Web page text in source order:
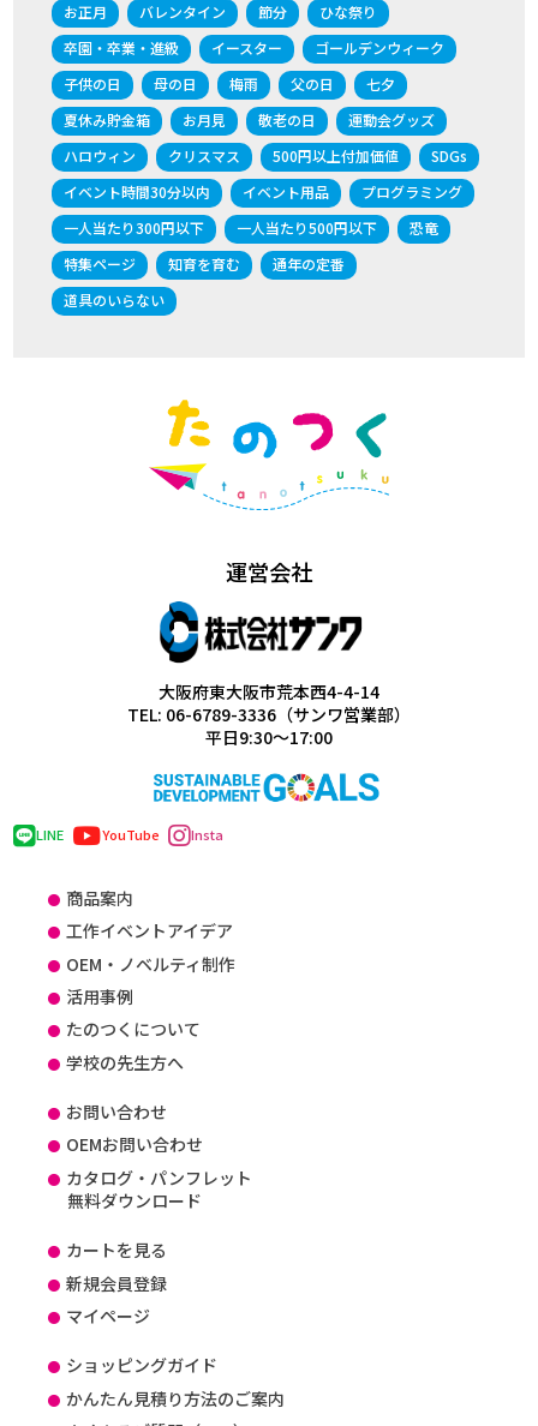
お正月
バレンタイン 節分
ひな祭り
卒園・卒業・進級
イースター
ゴールデンウィーク
子供の日
母の日 梅雨 父の日
七夕
夏休み貯金箱
お月見 敬老の日
運動会グッズ
ハロウィン
クリスマス 500円以上付加価値
SDGs
イベント時間30分以内
イベント用品
プログラミング
一人当たり300円以下
一人当たり500円以下
恐竜
特集ページ
知育を育む
通年の定番
道具のいらない
運営会社
大阪府東大阪市荒本西4-4-14
TEL: 06-6789-3336（サンワ営業部）
平日9:30～17:00
LINE YouTube Insta
商品案内
工作イベントアイデア
OEM・ノベルティ制作
活用事例
たのつくについて
学校の先生方へ
お問い合わせ
OEMお問い合わせ
カタログ・パンフレット
無料ダウンロード
カートを見る
新規会員登録
マイページ
ショッピングガイド
かんたん見積り方法のご案内